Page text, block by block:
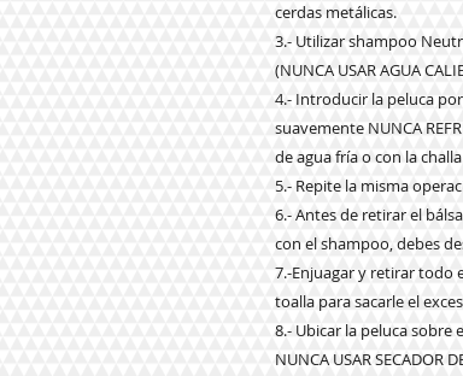
cerdas metálicas.
3.- Utilizar shampoo
(NUNCA USAR AGUA
4.- Introducir la peluca
suavemente NUNCA
de agua fría o con la
5.- Repite la misma
6.- Antes de retirar el
con el shampoo, debes
7.-Enjuagar y retirar todo
toalla para sacarle el
8.- Ubicar la peluca
NUNCA USAR SECADOR